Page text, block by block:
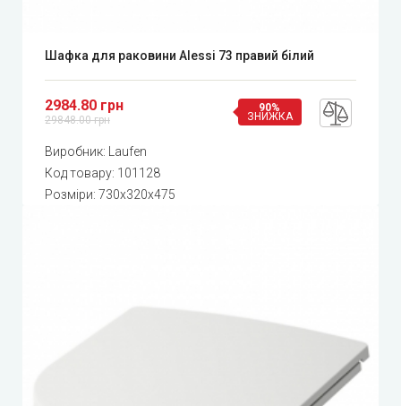
Шафка для раковини Alessi 73 правий білий
2984.80 грн
29848.00 грн
90%
ЗНИЖКА
Виробник:
Laufen
Код товару: 101128
Розміри: 730x320x475